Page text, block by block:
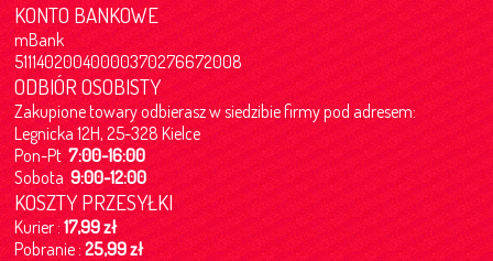
KONTO BANKOWE
mBank
51114020040000370276672008
ODBIÓR OSOBISTY
Zakupione towary odbierasz w siedzibie firmy pod adresem:
Legnicka 12H, 25-328 Kielce
Pon-Pt7:00-16:00
Sobota9:00-12:00
KOSZTY PRZESYŁKI
Kurier :17,99 zł
Pobranie :25,99 zł